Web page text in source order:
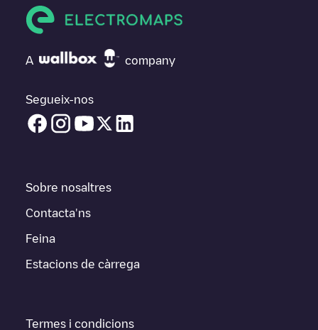
A company
Segueix-nos
Sobre nosaltres
Contacta'ns
Feina
Estacions de càrrega
Termes i condicions